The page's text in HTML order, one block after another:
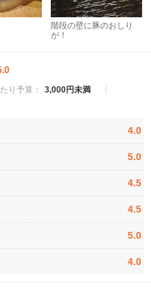
階段の壁に豚のおしり
が！
り予算：
3,000円未満
4.0
5.0
4.5
4.5
5.0
4.0